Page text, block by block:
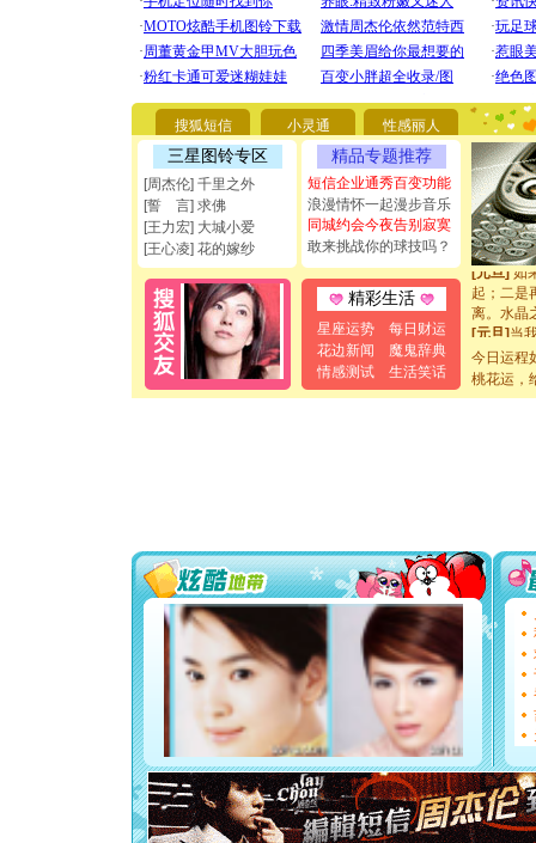
搜狐短信 小灵通 性感丽人
三星图铃专区
[周杰伦] 千里之外
[誓 言] 求佛
[王力宏] 大城小爱
[王心凌] 花的嫁纱
精品专题推荐
短信企业通秀百变功能
浪漫情怀一起漫步音乐
同城约会今夜告别寂寞
敢来挑战你的球技吗？
精彩生活
星座运势
每日财运
花边新闻
魔鬼辞典
情感测试
生活笑话
[圣诞节]
你太多
要平安
[圣诞节]
能正大
都要快乐
[圣诞节]
如意,快
[元旦]看
断电。爱
你是我专
[元旦]如
起；二是
离。水晶
[元旦]当
卖了。
[春节]风
要平安！
[圣诞节]
能正大
都要快乐
[圣诞节]
如意,快
[元旦]
看
断电。
你是我
[元旦]
如
起；二
离。水晶
[元旦]当
泣，这痛
卖了。水
今日运程
桃花运，